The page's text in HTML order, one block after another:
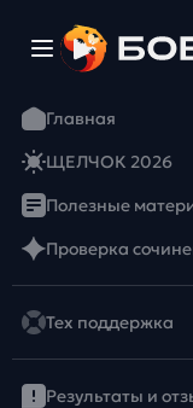
Главная
ЩЕЛЧОК 2026
Полезные
Проверка
Тех поддержка
Результаты и